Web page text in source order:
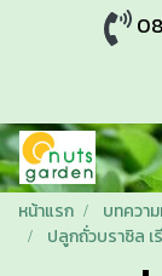
หน้าแรก บทควา
ปลูกถั่วบราซิล